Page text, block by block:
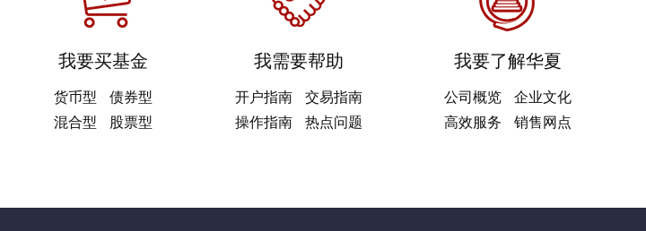
我要买基金
货币型
债券型
混合型
股票型
我需要帮助
开户指南
交易指南
操作指南
热点问题
我要了解华夏
公司概览
企业文化
高效服务
销售网点